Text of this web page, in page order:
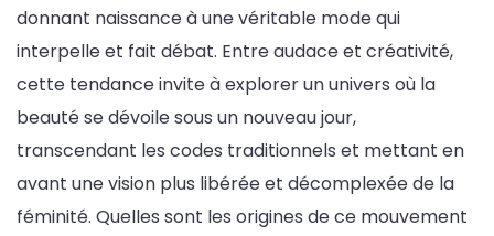
donnant naissance à une véritable mode qui
interpelle et fait débat. Entre audace et créativité,
cette tendance invite à explorer un univers où la
beauté se dévoile sous un nouveau jour,
transcendant les codes traditionnels et mettant en
avant une vision plus libérée et décomplexée de la
féminité. Quelles sont les origines de ce mouvement